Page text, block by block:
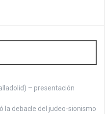
– presentación
la debacle del judeo-sionismo